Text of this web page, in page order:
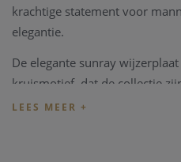
krachtige statement voor
elegantie.
De elegante sunray
kruismotief, dat de collectie
horloge wordt beschermd door